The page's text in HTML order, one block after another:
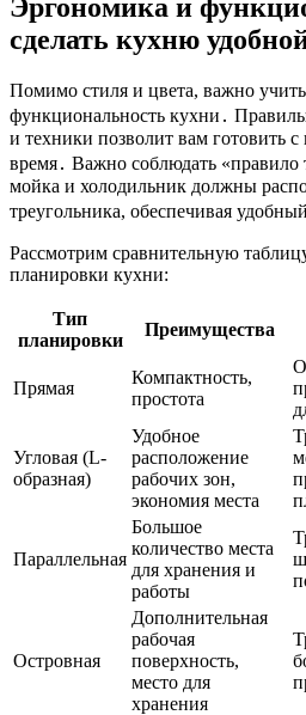
Эргономика и
сделать кухню
Помимо стиля и цвета, важно
функциональность кухни․
и техники позволит вам готовить
время․ Важно соблюдать «правило
мойка и холодильник должны
треугольника, обеспечивая
Рассмотрим сравнительную
планировки кухни:
Тип
планировки
Преимущества
Прямая
Компактность,
простота
Угловая (L-
образная)
Удобное
расположение
рабочих зон,
экономия места
Параллельная
Большое
количество места
для хранения и
работы
Островная
Дополнительная
рабочая
поверхность,
место для
хранения